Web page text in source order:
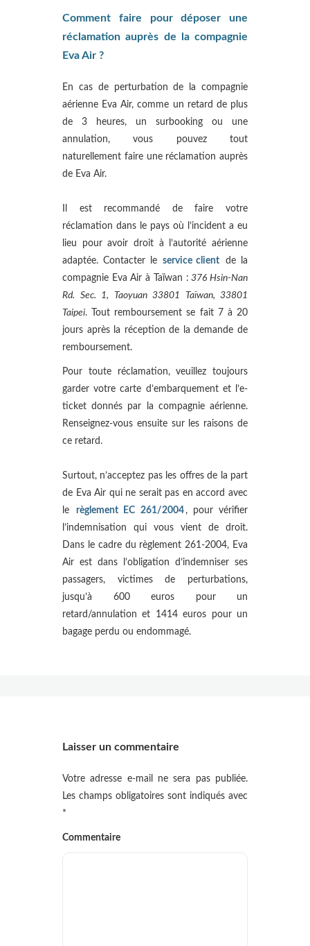
Comment faire pour déposer une
réclamation auprès de la compagnie
Eva Air ?
En cas de perturbation de la compagnie
aérienne Eva Air, comme un retard de plus
de 3 heures, un surbooking ou une
annulation, vous pouvez tout
naturellement faire une réclamation auprès
de Eva Air.
Il est recommandé de faire votre
réclamation dans le pays où l’incident a eu
lieu pour avoir droit à l’autorité aérienne
adaptée. Contacter le service client
de la
compagnie Eva Air à Taïwan : 376 Hsin-Nan
Rd. Sec. 1, Taoyuan 33801 Taïwan, 33801
Taipei. Tout remboursement se fait 7 à 20
jours après la réception de la demande de
remboursement.
Pour toute réclamation, veuillez toujours
garder votre carte d’embarquement et l’e-
ticket donnés par la compagnie aérienne.
Renseignez-vous ensuite sur les raisons de
ce retard.
Surtout, n’acceptez pas les offres de la part
de Eva Air qui ne serait pas en accord avec
le
règlement EC 261/2004 , pour vérifier
l’indemnisation qui vous vient de droit.
Dans le cadre du règlement 261-2004, Eva
Air est dans l’obligation d’indemniser ses
passagers, victimes de perturbations,
jusqu’à 600 euros pour un
retard/annulation et 1414 euros pour un
bagage perdu ou endommagé.
Laisser un commentaire
Votre adresse e-mail ne sera pas publiée.
Les champs obligatoires sont indiqués avec
*
Commentaire